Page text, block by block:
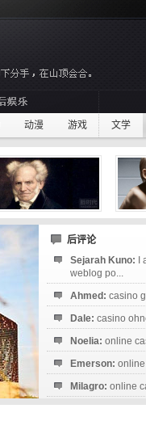
动漫 游戏 文学
后评论
Sejarah Kuno:
weblog po...
Ahmed: casino
Dale: casino
Noelia: online
Emerson:
Milagro: online